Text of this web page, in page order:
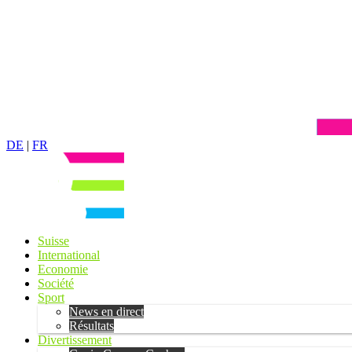
DE | FR
Suisse
International
Economie
Société
Sport
News en direct
Résultats
Divertissement